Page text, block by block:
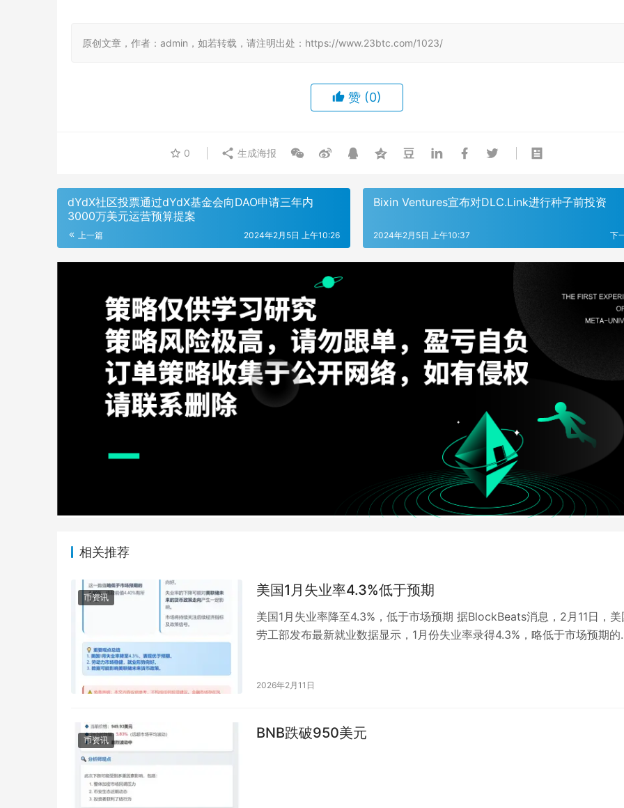
原创文章，作者：admin，如若转载，请注明出处：https://www.23btc.com/1023/
赞 (0)
0 生成海报
dYdX社区投票通过dYdX基金会向DAO申请三年内
3000万美元运营预算提案
上一篇 2024年2月5日 上午10:26
Bixin Ventures宣布对DLC.Link进行种子前投资
下
2024年2月5日 上午10:37
相关推荐
币资讯 美国1月失业率4.3%低于预期
美国1月失业率降至4.3%，低于市场预期 据BlockBeats消息，2月11日，美
劳工部发布最新就业数据显示，1月份失业率录得4.3%，略低于市场预期的
2026年2月11日
币资讯 BNB跌破950美元